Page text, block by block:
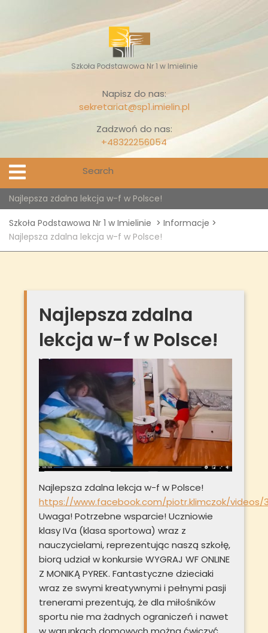
content
Szkoła Podstawowa Nr 1 w Imielinie
Napisz do nas:
sekretariat@sp1.imielin.pl
Zadzwoń do nas:
+48322256054
Open
Menu
Najlepsza zdalna lekcja w-f w Polsce!
Szkoła Podstawowa Nr 1 w Imielinie > Informacje >
Najlepsza zdalna lekcja w-f w Polsce!
Najlepsza zdalna
lekcja w-f w Polsce!
Najlepsza zdalna lekcja w-f w Polsce!
https://www.facebook.com/piotr.klimczok/videos/
Uwaga! Potrzebne wsparcie! Uczniowie
klasy IVa (klasa sportowa) wraz z
nauczycielami, reprezentując naszą szkołę,
biorą udział w konkursie WYGRAJ WF ONLINE
Z MONIKĄ PYREK. Fantastyczne dzieciaki
wraz ze swymi kreatywnymi i pełnymi pasji
trenerami prezentują, że dla miłośników
sportu nie ma żadnych ograniczeń i nawet